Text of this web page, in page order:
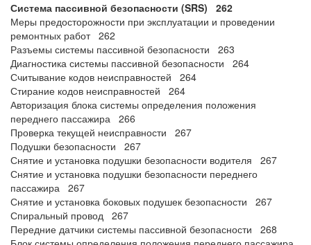
Система пассивной безопасности (SRS) 262
Меры предосторожности при эксплуатации и проведении
ремонтных работ 262
Разъемы системы пассивной безопасности 263
Диагностика системы пассивной безопасности 264
Считывание кодов неисправностей 264
Стирание кодов неисправностей 264
Авторизация блока системы определения положения
переднего пассажира 266
Проверка текущей неисправности 267
Подушки безопасности 267
Снятие и установка подушки безопасности водителя 267
Снятие и установка подушки безопасности переднего
пассажира 267
Снятие и установка боковых подушек безопасности 267
Спиральный провод 267
Передние датчики системы пассивной безопасности 268